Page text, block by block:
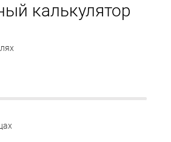
калькулятор